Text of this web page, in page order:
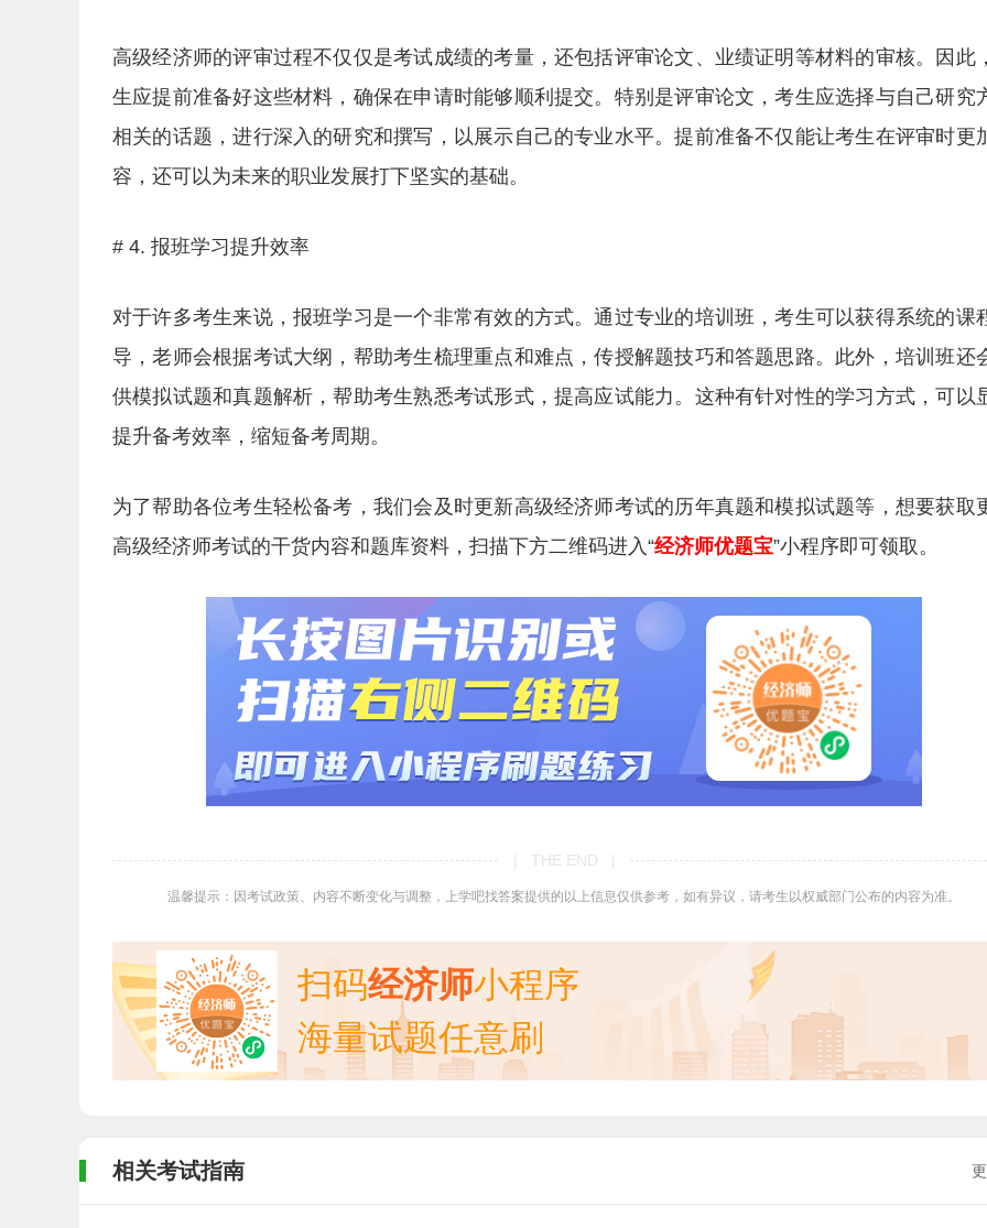
高级经济师的评审过程不仅仅是考试成绩的考量，还包括评审论文、业绩证明等材料的审核。因此
生应提前准备好这些材料，确保在申请时能够顺利提交。特别是评审论文，考生应选择与自己研究
相关的话题，进行深入的研究和撰写，以展示自己的专业水平。提前准备不仅能让考生在评审时更
容，还可以为未来的职业发展打下坚实的基础。
# 4. 报班学习提升效率
对于许多考生来说，报班学习是一个非常有效的方式。通过专业的培训班，考生可以获得系统的课
导，老师会根据考试大纲，帮助考生梳理重点和难点，传授解题技巧和答题思路。此外，培训班还
供模拟试题和真题解析，帮助考生熟悉考试形式，提高应试能力。这种有针对性的学习方式，可以
提升备考效率，缩短备考周期。
为了帮助各位考生轻松备考，我们会及时更新高级经济师考试的历年真题和模拟试题等，想要获取
高级经济师考试的干货内容和题库资料，扫描下方二维码进入“经济师优题宝”小程序即可领取。
| THE END |
温馨提示：因考试政策、内容不断变化与调整，上学吧找答案提供的以上信息仅供参考，如有异议，请考生以权威部门公布的内容为准。
扫码经济师小程序
海量试题任意刷
相关考试指南